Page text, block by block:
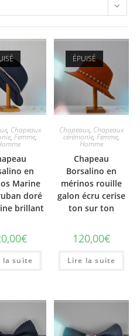
, Chapeaux
, Femme,
en
Marine
doré
brillant
€
la suite
ÉPUISÉ
Chapeaux, Chapeaux
cérémonie,Femme,
Homme
Chapeau
Borsalino en
mérinos rouille
galon écru cerise
ton sur ton
120,00€
Lire la suite